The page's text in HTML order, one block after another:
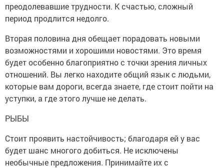
преодолевавшие трудности. К счастью, сложный
период продлится недолго.
Вторая половина дня обещает порадовать новыми
возможностями и хорошими новостями. Это время
будет особенно благоприятно с точки зрения личных
отношений. Вы легко находите общий язык с людьми,
которые вам дороги, всегда знаете, где стоит пойти на
уступки, а где этого лучше не делать.
РЫБЫ
Стоит проявить настойчивость; благодаря ей у вас
будет шанс многого добиться. Не исключены
необычные предложения. Принимайте их с